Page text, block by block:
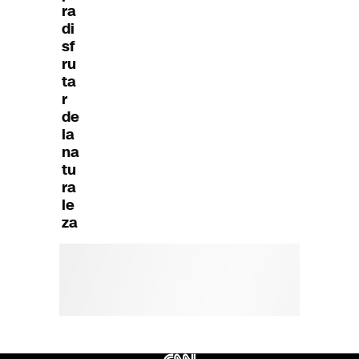
ra
di
sf
ru
ta
r
de
la
na
tu
ra
le
za